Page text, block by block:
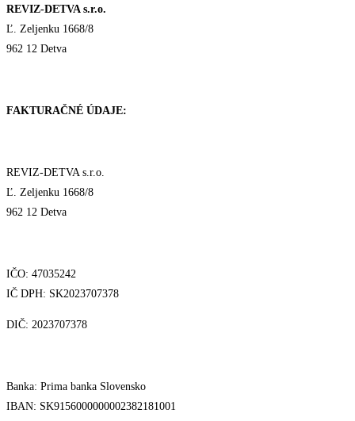
REVIZ-DETVA s.r.o.
Ľ. Zeljenku 1668/8
962 12 Detva
FAKTURAČNÉ ÚDAJE:
REVIZ-DETVA s.r.o.
Ľ. Zeljenku 1668/8
962 12 Detva
IČO: 47035242
IČ DPH: SK2023707378
DIČ: 2023707378
Banka: Prima banka Slovensko
IBAN: SK9156000000002382181001